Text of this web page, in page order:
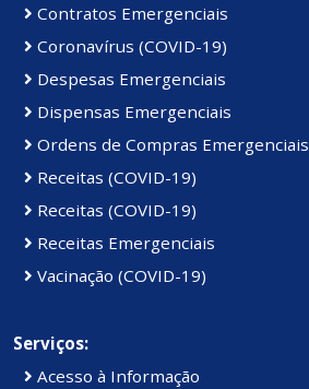
Contratos Emergenciais
Coronavírus (COVID-19)
Despesas Emergenciais
Dispensas Emergenciais
Ordens de Compras Emergenciais
Receitas (COVID-19)
Receitas (COVID-19)
Receitas Emergenciais
Vacinação (COVID-19)
Serviços:
Acesso à Informação